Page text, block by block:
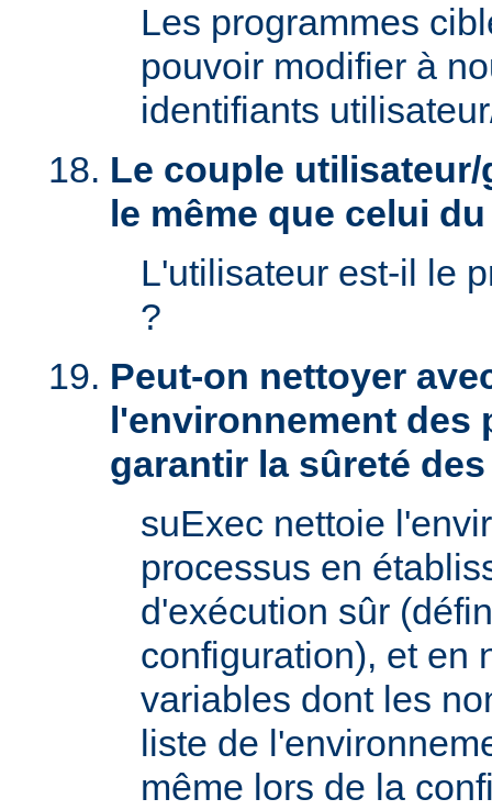
Les programmes
pouvoir modifier à
identifiants
Le couple
le même que celui
L'utilisateur est-il le
?
Peut-on nettoyer
l'environnement des
garantir la sûreté
suExec nettoie
processus en
d'exécution sûr
configuration), et en
variables dont les
liste de
même lors de la